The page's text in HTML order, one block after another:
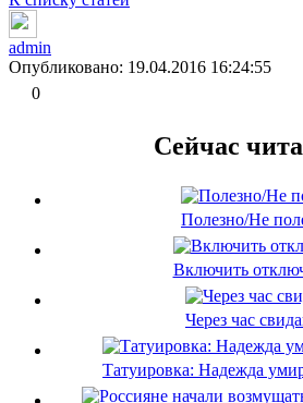
admin
Опубликовано: 19.04.2016 16:24:55
0
Сейчас
Полезно/Не
Включить
Через час
Татуировка: Надежда